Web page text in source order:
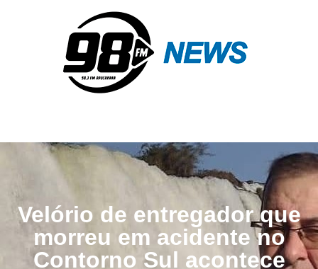
Velório de entregador que
morreu em acidente no
Contorno Sul acontece